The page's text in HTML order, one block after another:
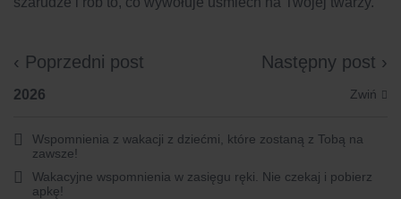
‹ Poprzedni post Następny post ›
2026
Wspomnienia z wakacji z dziećmi, które zostaną z Tobą na
zawsze!
Wakacyjne wspomnienia w zasięgu ręki. Nie czekaj i pobierz
apkę!